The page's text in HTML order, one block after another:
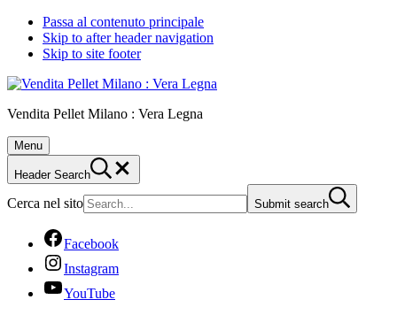
Passa al contenuto principale
Skip to after header navigation
Skip to site footer
Vendita Pellet Milano : Vera Legna
Menu
Header Search
Cerca nel sito Submit search
Facebook
Instagram
YouTube